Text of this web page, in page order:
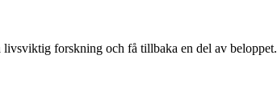
forskning och få tillbaka en del av beloppet.